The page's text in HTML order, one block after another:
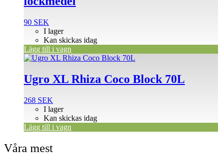
90 SEK
I lager
Kan skickas idag
Lägg till i vagn
Ugro XL Rhiza Coco Block 70L
268 SEK
I lager
Kan skickas idag
Lägg till i vagn
Våra mest